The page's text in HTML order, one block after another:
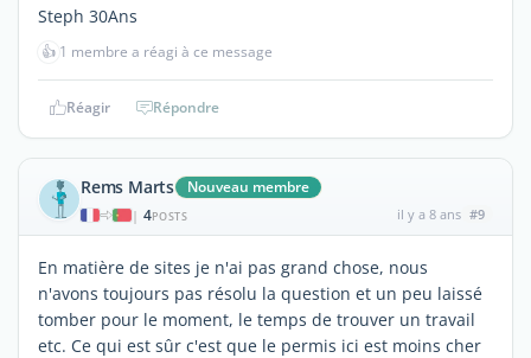
Steph 30Ans
👍 1 membre a réagi à ce message
Réagir Répondre
Rems Marts Nouveau membre
| 4POSTS il y a 8 ans #9
En matière de sites je n'ai pas grand chose, nous
n'avons toujours pas résolu la question et un peu laissé
tomber pour le moment, le temps de trouver un travail
etc. Ce qui est sûr c'est que le permis ici est moins cher